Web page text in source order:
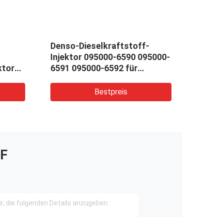
Denso-Dieselkraftstoff-
Injektor 095000-6590 095000-
6591 095000-6592 für
Bestpreis